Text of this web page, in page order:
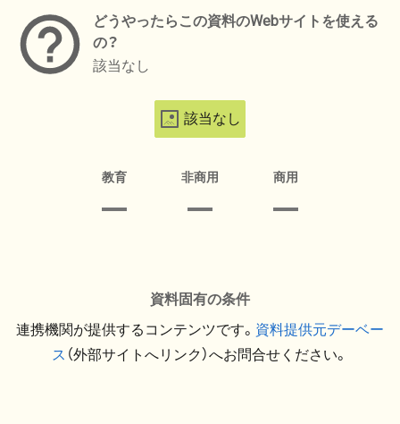
どうやったらこの資料のWebサイトを使える
の？
該当なし
該当なし
教育 非商用 商用
資料固有の条件
連携機関が提供するコンテンツです。 資料提供元デーベー
ス （外部サイトへリンク）へお問合せください。